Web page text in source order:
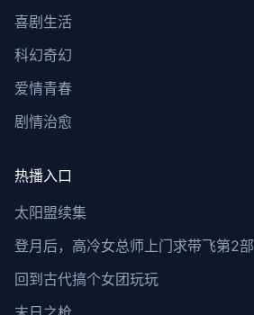
喜剧生活
科幻奇幻
爱情青春
剧情治愈
热播入口
太阳盟续集
登月后，高冷女总师上门求带飞第2部
回到古代搞个女团玩玩